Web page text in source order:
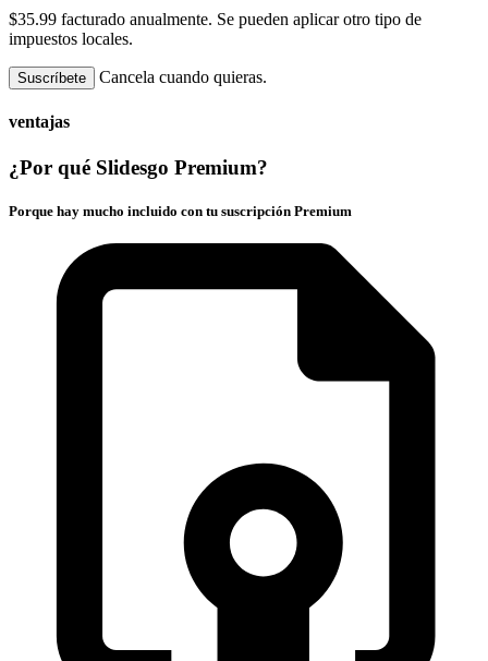
$35.99 facturado anualmente. Se pueden aplicar otro tipo de
impuestos locales.
Suscríbete Cancela cuando quieras.
ventajas
¿Por qué Slidesgo Premium?
Porque hay mucho incluido con tu suscripción Premium